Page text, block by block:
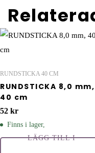
RUNDSTICKA 40 CM
RUNDSTICKA 8,0 mm,
40 cm
52 kr
Finns i lager,
LÄGG TILL I